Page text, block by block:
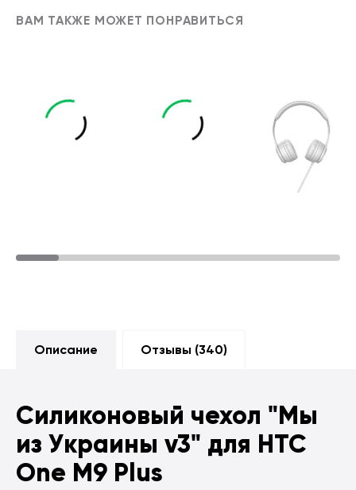
ВАМ ТАКЖЕ МОЖЕТ ПОНРАВИТЬСЯ
Описание Отзывы (340)
Силиконовый чехол "Мы
из Украины v3" для HTC
One M9 Plus